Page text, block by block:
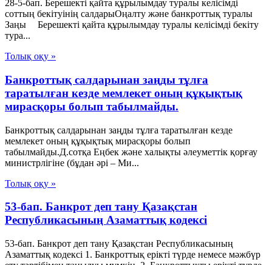
28-5-бап. Берешекті қайта құрылымдау туралы келісімді
соттың бекітуінің салдарыОңалту және банкроттық туралы
Заңы Берешекті қайта құрылымдау туралы келісімді бекіту
тура...
Толық оқу »
Банкроттық салдарынан заңды тұлға
таратылған кезде мемлекет оның құқықтық
мирасқоры болып табылмайды.
Банкроттық салдарынан заңды тұлға таратылған кезде
мемлекет оның құқықтық мирасқоры болып
табылмайды.Д.сотқа Еңбек және халықты әлеуметтік қорғау
министрлігіне (бұдан әрі – Ми...
Толық оқу »
53-бап. Банкрот деп тану Қазақстан
Республикасының Азаматтық кодексi
53-бап. Банкрот деп тану Қазақстан Республикасының
Азаматтық кодексi 1. Банкроттық ерiктi түрде немесе мәжбүр